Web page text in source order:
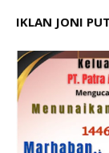
IKLAN JONI